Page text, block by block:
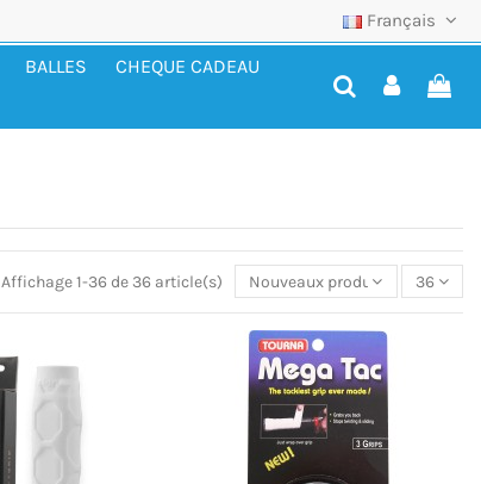
Français
BALLES
CHEQUE CADEAU
Affichage 1-36 de 36 article(s) Nouveaux produits 36